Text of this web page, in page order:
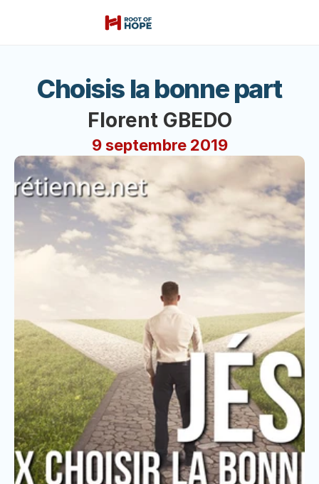
Choisis la bonne part
Florent GBEDO
9 septembre 2019